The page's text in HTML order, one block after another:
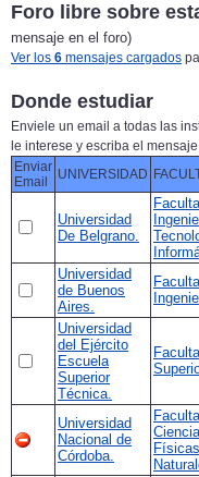
Foro libre sobre
mensaje en el foro)
Ver los 6 mensajes cargados
Donde estudiar
Enviele un email a todas las
le interese y escriba el
Enviar
Email
UNIVERSIDAD
Universidad
De Belgrano.
Universidad
de Buenos
Aires.
Universidad
del Ejército
Escuela
Superior
Técnica.
Universidad
Nacional de
Córdoba.